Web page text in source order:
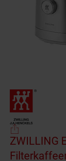
ZWILLING